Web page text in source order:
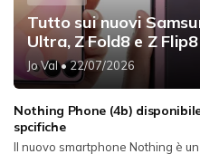
Tutto sui nuovi
Ultra, Z Fold8 e Z Flip8
Jo Val• 22/07/2026
Nothing Phone (4b)
spcifiche
Il nuovo smartphone Nothing è